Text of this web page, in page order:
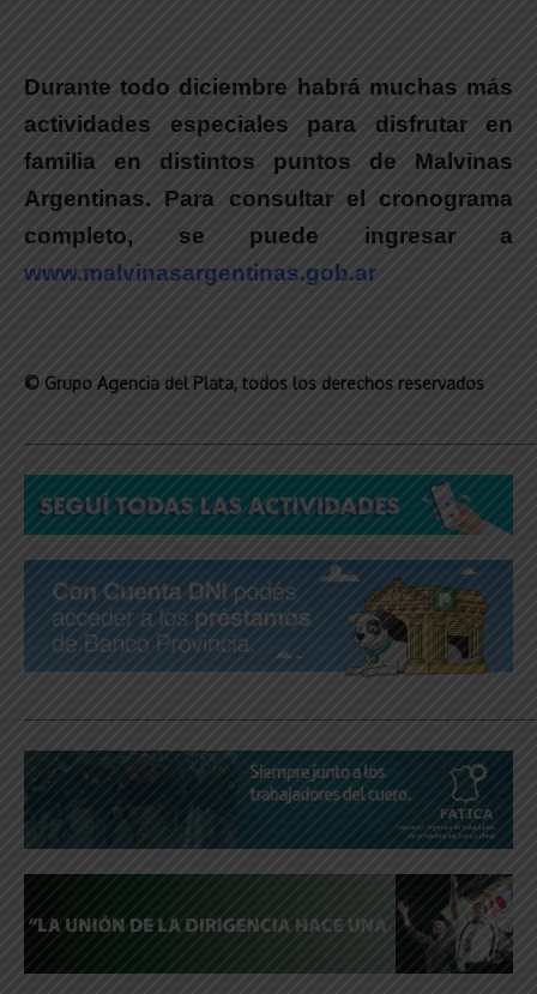
Durante todo diciembre habrá muchas más
actividades especiales para disfrutar en
familia en distintos puntos de Malvinas
Argentinas. Para consultar el cronograma
completo, se puede ingresar a
www.malvinasargentinas.gob.ar
© Grupo Agencia del Plata, todos los derechos reservados